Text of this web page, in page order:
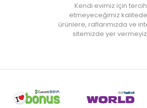
Kendi evimiz için tercih
etmeyeceğimiz
ürünlere, raflarımızda ve
sitemizde yer